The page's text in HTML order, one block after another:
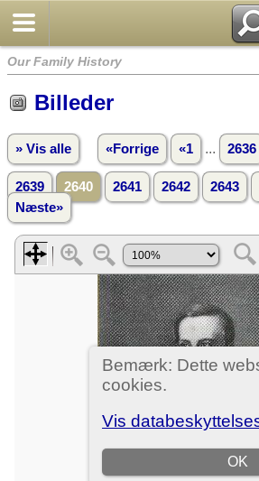
Our Family History
Billeder
» Vis alle «Forrige «1 ... 2636
2639 2640 2641 2642 2643
Næste»